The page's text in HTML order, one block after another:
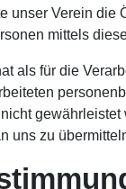
unser Verein
mittels
als für die
uns zu